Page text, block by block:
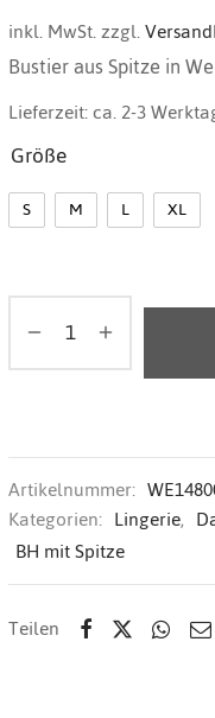
inkl. MwSt.zzgl.
Bustier aus Spitze in
Lieferzeit:ca. 2-3
Größe
S M L XL
Artikelnummer:
Kategorien: Lingerie,
BH mit Spitze
Teilen